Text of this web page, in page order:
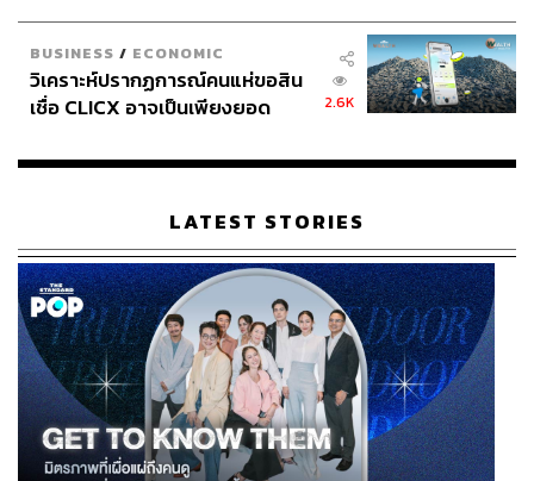
BUSINESS / ECONOMIC
วิเคราะห์ปรากฏการณ์คนแห่ขอสิน
เชื่อ CLICX อาจเป็นเพียงยอด
เรือนไทยที่ถูกซุกไว้
2.6K
LATEST STORIES